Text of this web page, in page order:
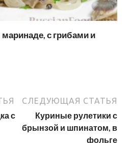
с грибами и
с
СЛЕДУЮЩАЯ СТАТЬЯ
Куриные рулетики с
брынзой и шпинатом, в
фольге